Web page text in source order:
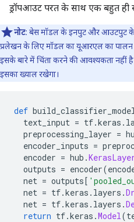
ड्रॉपआउट परत के साथ एक बहुत ही
नोट: बेस मॉडल के इनपुट और आउटपुट
प्रलेखन के लिए मॉडल का यूआरएल का
इसके बारे में चिंता करने की आवश्यकता नहीं है
इसका ख्याल रखेगा।
def
text_input = tf.keras .
preprocessing_layer =
encoder_inputs =
encoder = hub .
outputs = encoder(
net = outputs[
net = tf.keras . layers .
net = tf.keras . layers .
return tf.keras .Model(